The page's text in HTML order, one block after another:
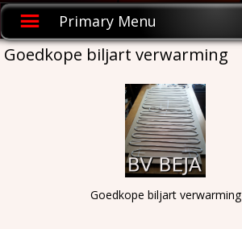
Primary Menu
Goedkope biljart verwarming
Goedkope biljart verwarming